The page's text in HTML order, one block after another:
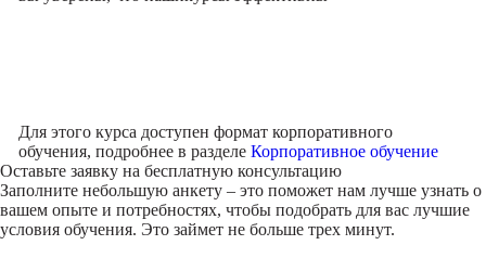
Для этого курса доступен формат корпоративного
обучения, подробнее в разделе Корпоративное обучение
Оставьте заявку на бесплатную консультацию
Заполните небольшую анкету – это поможет нам лучше узнать о
вашем опыте и потребностях, чтобы подобрать для вас лучшие
условия обучения. Это займет не больше трех минут.